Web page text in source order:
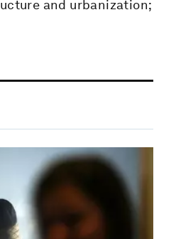
and urbanization;